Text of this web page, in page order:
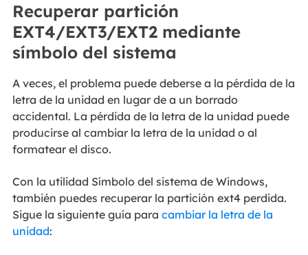
Recuperar partición
EXT4/EXT3/EXT2 mediante
símbolo del sistema
A veces, el problema puede deberse a la pérdida de la
letra de la unidad en lugar de a un borrado
accidental. La pérdida de la letra de la unidad puede
producirse al cambiar la letra de la unidad o al
formatear el disco.
Con la utilidad Símbolo del sistema de Windows,
también puedes recuperar la partición ext4 perdida.
Sigue la siguiente guía para cambiar la letra de la
unidad: